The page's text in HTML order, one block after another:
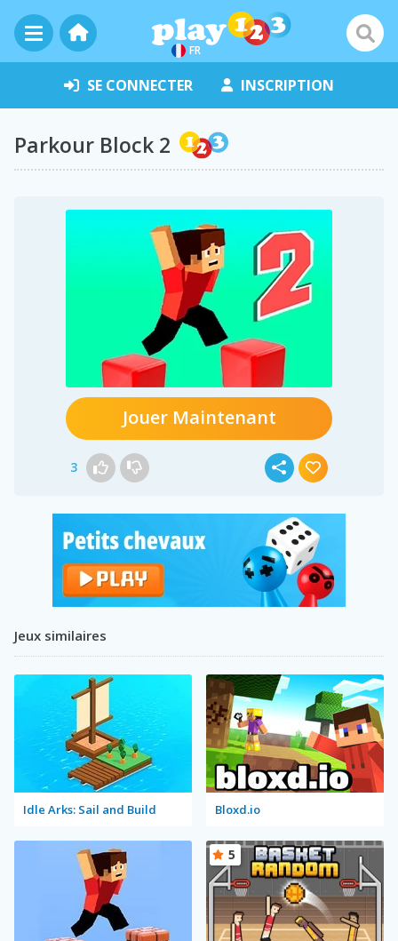
FR
SE CONNECTER INSCRIPTION
Parkour Block 2
Jouer Maintenant
3
Jeux similaires
Idle Arks: Sail and Build Bloxd.io
5